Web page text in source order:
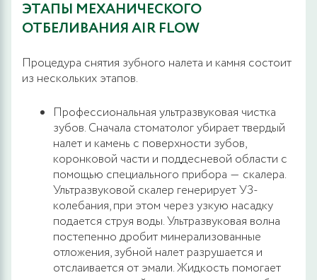
ЭТАПЫ МЕХАНИЧЕСКОГО
ОТБЕЛИВАНИЯ AIR FLOW
Процедура снятия зубного налета и камня состоит
из нескольких этапов.
Профессиональная ультразвуковая чистка
зубов. Сначала стоматолог убирает твердый
налет и камень с поверхности зубов,
коронковой части и поддесневой области с
помощью специального прибора ― скалера.
Ультразвуковой скалер генерирует УЗ-
колебания, при этом через узкую насадку
подается струя воды. Ультразвуковая волна
постепенно дробит минерализованные
отложения, зубной налет разрушается и
отслаивается от эмали. Жидкость помогает